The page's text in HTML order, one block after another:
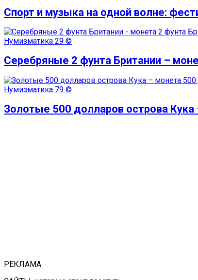
Спорт и музыка на одной волне:
Нумизматика 29 ©
Серебряные 2 фунта Британии –
Нумизматика 79 ©
Золотые 500 долларов острова
РЕКЛАМА